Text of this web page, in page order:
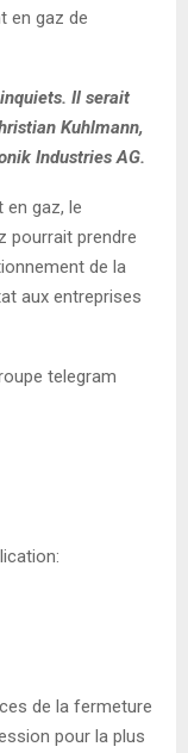
en gaz de
inquiets. Il serait
Kuhlmann,
Industries AG.
en gaz, le
pourrait prendre
de la
aux entreprises
telegram
de la fermeture
pour la plus